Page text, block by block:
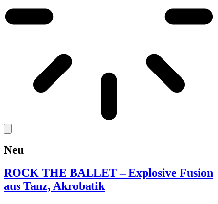
Neu
ROCK THE BALLET – Explosive Fusion
aus Tanz, Akrobatik